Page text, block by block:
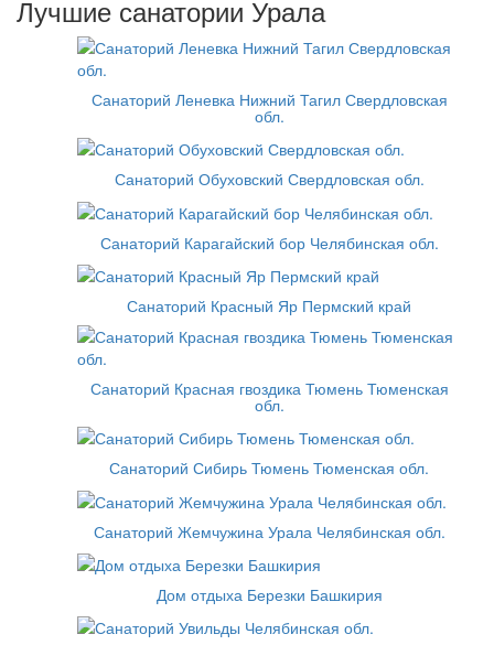
Лучшие санатории Урала
Санаторий Леневка Нижний Тагил Свердловская
обл.
Санаторий Обуховский Свердловская обл.
Санаторий Карагайский бор Челябинская обл.
Санаторий Красный Яр Пермский край
Санаторий Красная гвоздика Тюмень Тюменская
обл.
Санаторий Сибирь Тюмень Тюменская обл.
Санаторий Жемчужина Урала Челябинская обл.
Дом отдыха Березки Башкирия